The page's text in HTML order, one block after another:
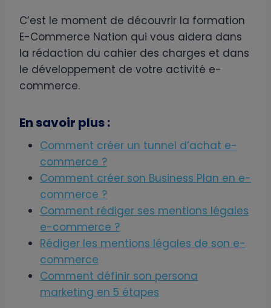
C’est le moment de découvrir la formation
E-Commerce Nation qui vous aidera dans
la rédaction du cahier des charges et dans
le développement de votre activité e-
commerce.
En savoir plus :
Comment créer un tunnel d’achat e-
commerce ?
Comment créer son Business Plan en e-
commerce ?
Comment rédiger ses mentions légales
e-commerce ?
Rédiger les mentions légales de son e-
commerce
Comment définir son persona
marketing en 5 étapes